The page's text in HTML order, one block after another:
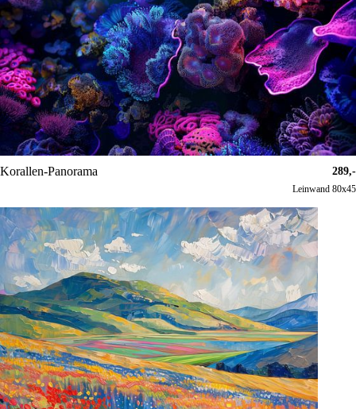
Korallen-Panorama 289,-
Leinwand 80x45